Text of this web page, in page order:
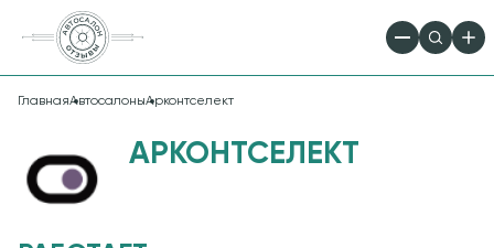
ГлавнаяАвтосалоныАрконтселект
АРКОНТСЕЛЕКТ